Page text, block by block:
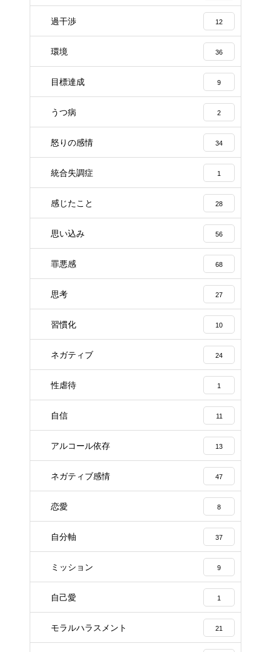
過干渉 12
環境 36
目標達成 9
うつ病 2
怒りの感情 34
統合失調症 1
感じたこと 28
思い込み 56
罪悪感 68
思考 27
習慣化 10
ネガティブ 24
性虐待 1
自信 11
アルコール依存 13
ネガティブ感情 47
恋愛 8
自分軸 37
ミッション 9
自己愛 1
モラルハラスメント 21